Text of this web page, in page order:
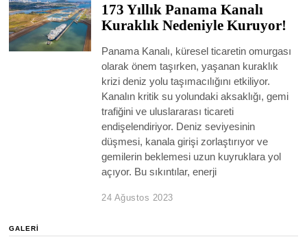
173 Yıllık Panama Kanalı
Kuraklık Nedeniyle Kuruyor!
Panama Kanalı, küresel ticaretin omurgası
olarak önem taşırken, yaşanan kuraklık
krizi deniz yolu taşımacılığını etkiliyor.
Kanalın kritik su yolundaki aksaklığı, gemi
trafiğini ve uluslararası ticareti
endişelendiriyor. Deniz seviyesinin
düşmesi, kanala girişi zorlaştırıyor ve
gemilerin beklemesi uzun kuyruklara yol
açıyor. Bu sıkıntılar, enerji
24 Ağustos 2023
GALERI